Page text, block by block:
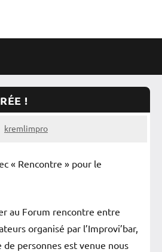
!
kremlimpro
« Rencontre » pour le
au Forum rencontre entre
organisé par l’Improvi’bar,
de personnes est venue nous